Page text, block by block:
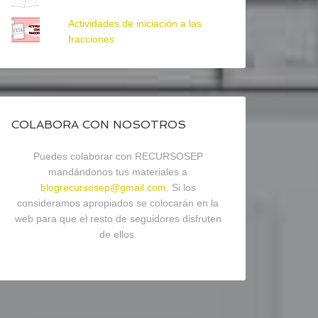
Actividades de iniciación a las
fracciones
COLABORA CON NOSOTROS
Puedes colaborar con RECURSOSEP
mandándonos tus materiales a
blogrecursosep@gmail.com . Si los
consideramos apropiados se colocarán en la
web para que el resto de seguidores disfruten
de ellos.